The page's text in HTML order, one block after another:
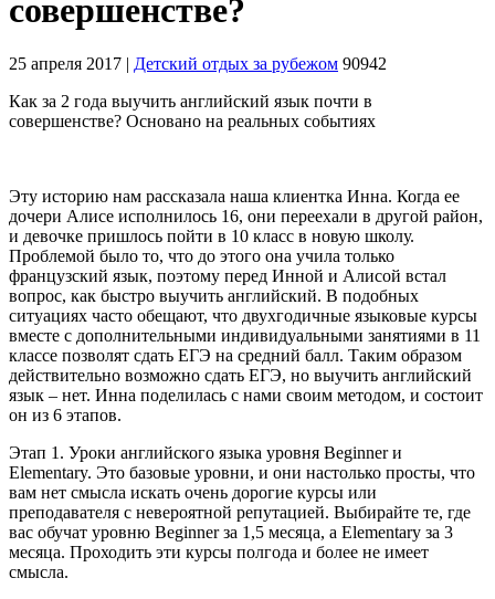
совершенстве?
25 апреля 2017 | Детский отдых за рубежом 90942
Как за 2 года выучить английский язык почти в
совершенстве? Основано на реальных событиях
Эту историю нам рассказала наша клиентка Инна. Когда ее
дочери Алисе исполнилось 16, они переехали в другой район,
и девочке пришлось пойти в 10 класс в новую школу.
Проблемой было то, что до этого она учила только
французский язык, поэтому перед Инной и Алисой встал
вопрос, как быстро выучить английский. В подобных
ситуациях часто обещают, что двухгодичные языковые курсы
вместе с дополнительными индивидуальными занятиями в 11
классе позволят сдать ЕГЭ на средний балл. Таким образом
действительно возможно сдать ЕГЭ, но выучить английский
язык – нет. Инна поделилась с нами своим методом, и состоит
он из 6 этапов.
Этап 1. Уроки английского языка уровня Beginner и
Elementary. Это базовые уровни, и они настолько просты, что
вам нет смысла искать очень дорогие курсы или
преподавателя с невероятной репутацией. Выбирайте те, где
вас обучат уровню Beginner за 1,5 месяца, а Elementary за 3
месяца. Проходить эти курсы полгода и более не имеет
смысла.